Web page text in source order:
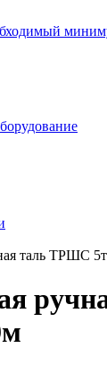
таль ТРШС